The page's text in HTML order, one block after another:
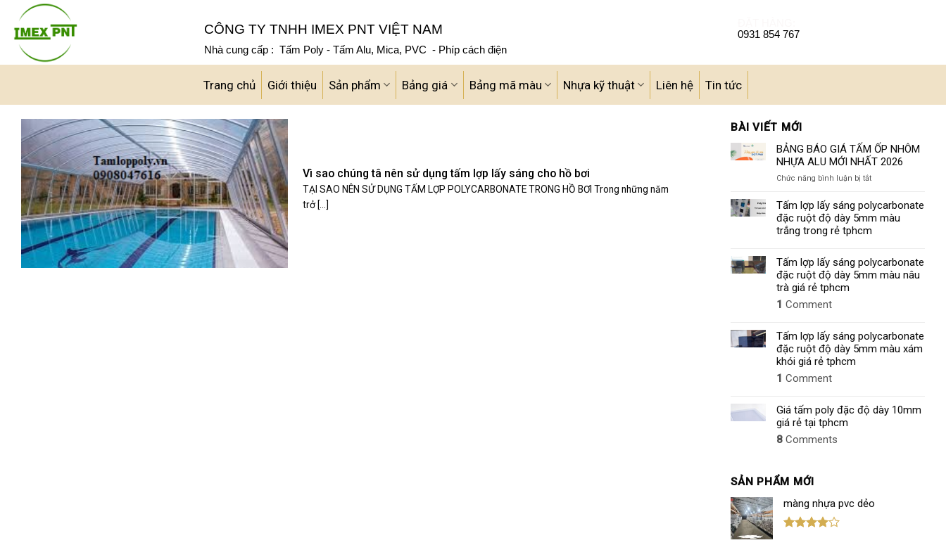
content
CÔNG TY TNHH IMEX PNT VIỆT NAM
Nhà cung cấp : Tấm Poly - Tấm Alu, Mica, PVC - Phíp cách điện
0931 854 767
Trang chủ Giới thiệu Sản phẩm Bảng giá Bảng mã màu Nhựa kỹ thuật Liên hệ Tin tức
Vì sao chúng tâ nên sử dụng tấm lợp lấy sáng cho hồ bơi
TẠI SAO NÊN SỬ DỤNG TẤM LỢP POLYCARBONATE TRONG HỒ BƠI Trong những năm
trở [...]
BÀI VIẾT MỚI
BẢNG BÁO GIÁ TẤM ỐP NHÔM
NHỰA ALU MỚI NHẤT 2026
Chức năng bình luận bị tắtở
BÁO
GIÁ
ỐP
NHỰA
ALU
Tấm lợp lấy sáng polycarbonate
đặc ruột độ dày 5mm màu
trắng trong rẻ tphcm
Tấm lợp lấy sáng polycarbonate
đặc ruột độ dày 5mm màu nâu
trà giá rẻ tphcm
1 Comment
Tấm lợp lấy sáng polycarbonate
đặc ruột độ dày 5mm màu xám
khói giá rẻ tphcm
1 Comment
Giá tấm poly đặc độ dày 10mm
giá rẻ tại tphcm
8 Comments
SẢN PHẨM MỚI
màng nhựa pvc dẻo